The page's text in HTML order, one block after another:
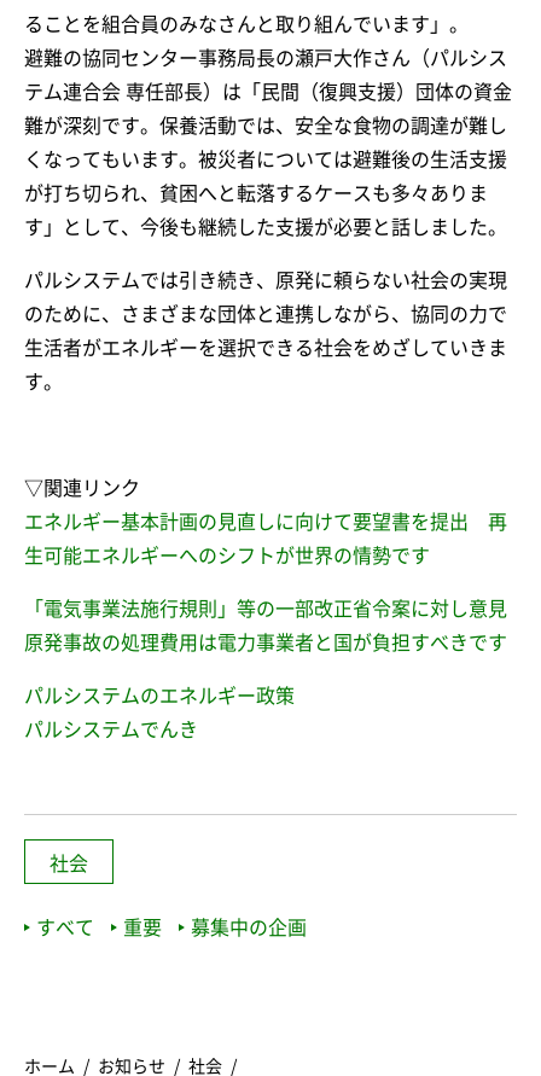
ることを組合員のみなさんと取り組んでいます」。
避難の協同センター事務局長の瀬戸大作さん（パルシス
テム連合会 専任部長）は「民間（復興支援）団体の資金
難が深刻です。保養活動では、安全な食物の調達が難し
くなってもいます。被災者については避難後の生活支援
が打ち切られ、貧困へと転落するケースも多々ありま
す」として、今後も継続した支援が必要と話しました。
パルシステムでは引き続き、原発に頼らない社会の実現
のために、さまざまな団体と連携しながら、協同の力で
生活者がエネルギーを選択できる社会をめざしていきま
す。
▽関連リンク
エネルギー基本計画の見直しに向けて要望書を提出 再
生可能エネルギーへのシフトが世界の情勢です
「電気事業法施行規則」等の一部改正省令案に対し意見
原発事故の処理費用は電力事業者と国が負担すべきです
パルシステムのエネルギー政策
パルシステムでんき
社会
すべて 重要 募集中の企画
ホーム お知らせ
社会